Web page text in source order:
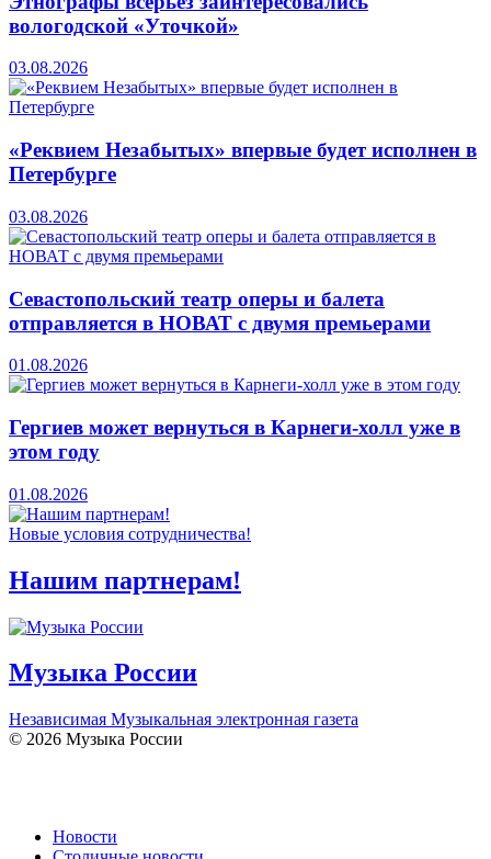
вологодской «Уточкой»
03.08.2026
«Реквием Незабытых» впервые будет исполнен в
Петербурге
03.08.2026
Севастопольский театр оперы и балета
отправляется в НОВАТ с двумя премьерами
01.08.2026
Гергиев может вернуться в Карнеги-холл уже в
этом году
01.08.2026
Новые условия сотрудничества!
Нашим партнерам!
Музыка России
Независимая Музыкальная электронная газета
© 2026 Музыка России
Новости